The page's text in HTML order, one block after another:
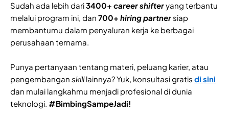
Sudah ada lebih dari3400+ career shifteryang terbantu
melalui program ini, dan 700+ hiring partnersiap
membantumu dalam penyaluran kerja ke berbagai
perusahaan ternama.
Punya pertanyaan tentang materi, peluang karier, atau
pengembangan skilllainnya? Yuk, konsultasi gratis di sini
dan mulai langkahmu menjadi profesional di dunia
teknologi. #BimbingSampeJadi!